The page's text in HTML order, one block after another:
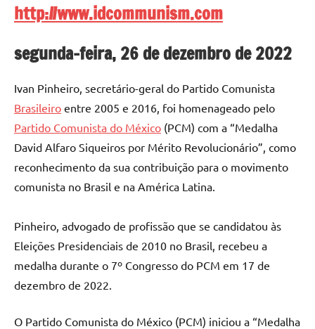
http://www.idcommunism.com
segunda-feira, 26 de dezembro de 2022
Ivan Pinheiro, secretário-geral do Partido Comunista
Brasileiro entre 2005 e 2016, foi homenageado pelo
Partido Comunista do México (PCM) com a “Medalha
David Alfaro Siqueiros por Mérito Revolucionário”, como
reconhecimento da sua contribuição para o movimento
comunista no Brasil e na América Latina.
Pinheiro, advogado de profissão que se candidatou às
Eleições Presidenciais de 2010 no Brasil, recebeu a
medalha durante o 7º Congresso do PCM em 17 de
dezembro de 2022.
O Partido Comunista do México (PCM) iniciou a “Medalha